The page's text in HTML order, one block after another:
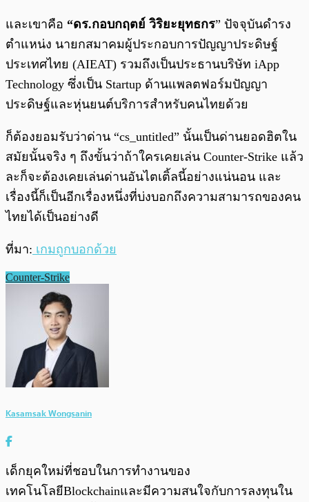
และเขาคือ “ดร.กอบกฤตย์ วิริยะยุทธกร” ปัจจุบันดำรง
ตำแหน่ง นายกสมาคมผู้ประกอบการปัญญาประดิษฐ์
ประเทศไทย (AIEAT) รวมถึงเป็นประธานบริษัท iApp
Technology ซึ่งเป็น Startup ด้านแพลตฟอร์มปัญญา
ประดิษฐ์และหุ่นยนต์บริการสำหรับคนไทยด้วย
ก็ต้องยอมรับว่าด่าน “cs_untitled” นั้นเป็นด่านยอดฮิตใน
สมัยนั้นจริง ๆ ถึงขั้นว่าถ้าใครเคยเล่น Counter-Strike แล้ว
ละก็จะต้องเคยเล่นด่านอันไตเติ้ลนี้อย่างแน่นอน และ
เรื่องนี้ก็เป็นอีกเรื่องหนึ่งที่บ่งบอกถึงความสามารถของคน
ไทยได้เป็นอย่างดี
ที่มา: เกมถูกบอกด้วย
Counter-Strike
Kasamsak Wongsanin
เด็กยุคใหม่ที่ชอบในการทำงานของ
เทคโนโลยีBlockchainและมีความสนใจกับการลงทุนใน